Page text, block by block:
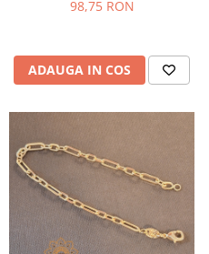
98,75 RON
ADAUGA IN COS